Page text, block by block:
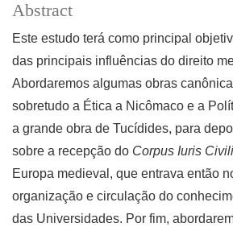
Abstract
Este estudo terá como principal
das principais influências do direito
Abordaremos algumas obras
sobretudo a Ética a Nicômaco e a
a grande obra de Tucídides, para
sobre a recepção do Corpus Iuris
Europa medieval, que entrava então
organização e circulação do
das Universidades. Por fim,